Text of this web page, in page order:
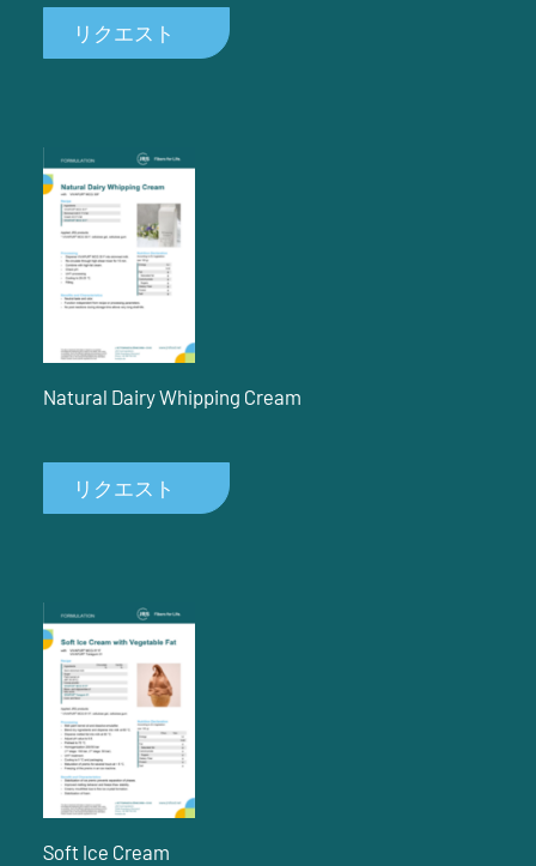
リクエスト
Natural Dairy Whipping Cream
リクエスト
Soft Ice Cream